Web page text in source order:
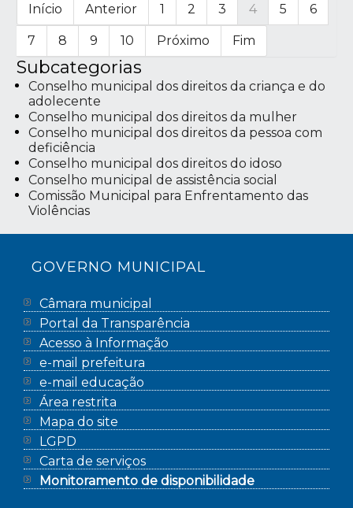
Início Anterior 1 2 3 4 5 6
7 8 9 10 Próximo Fim
Subcategorias
Conselho municipal dos direitos da criança e do
adolecente
Conselho municipal dos direitos da mulher
Conselho municipal dos direitos da pessoa com
deficiência
Conselho municipal dos direitos do idoso
Conselho municipal de assistência social
Comissão Municipal para Enfrentamento das
Violências
GOVERNO MUNICIPAL
Câmara municipal
Portal da Transparência
Acesso à Informação
e-mail prefeitura
e-mail educação
Área restrita
Mapa do site
LGPD
Carta de serviços
Monitoramento de disponibilidade